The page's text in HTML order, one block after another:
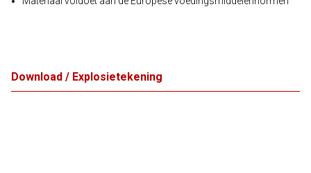
Download / Explosietekening